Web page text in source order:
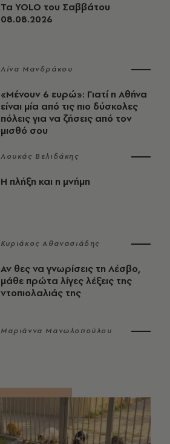
Τα YOLO του Σαββάτου
08.08.2026
Λίνα Μανδράκου
«Μένουν 6 ευρώ»: Γιατί η Αθήνα
είναι μία από τις πιο δύσκολες
πόλεις για να ζήσεις από τον
μισθό σου
Λουκάς Βελιδάκης
Η πλήξη και η μνήμη
Κυριάκος Αθανασιάδης
Αν θες να γνωρίσεις τη Λέσβο,
μάθε πρώτα λίγες λέξεις της
ντοπιολαλιάς της
Μαριάννα Μανωλοπούλου